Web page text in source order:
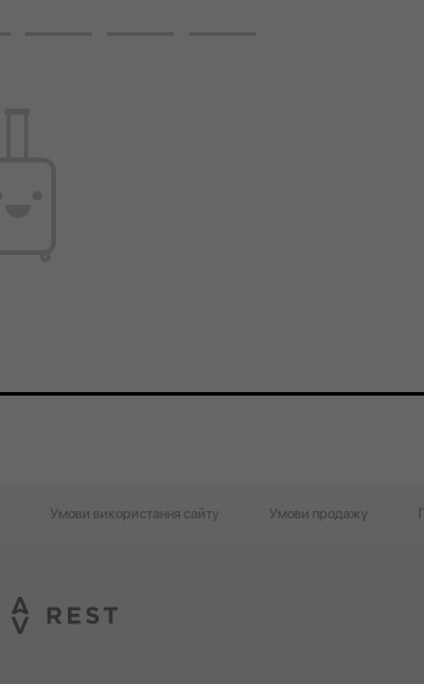
Умови використання сайту Умови‌ ‌продажу‌